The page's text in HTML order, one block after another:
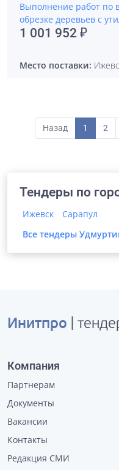
Выполнение работ по
обрезке деревьев с
1 001 952 ₽
Место поставки:
Назад 1 2
Тендеры по
Ижевск
Сарапул
Все тендеры
Инитпро |
Компания
Партнерам
Документы
Вакансии
Контакты
Редакция СМИ